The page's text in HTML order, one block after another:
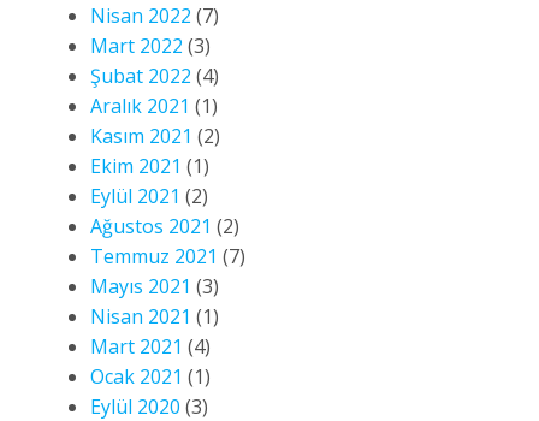
Nisan 2022 (7)
Mart 2022 (3)
Şubat 2022 (4)
Aralık 2021 (1)
Kasım 2021 (2)
Ekim 2021 (1)
Eylül 2021 (2)
Ağustos 2021 (2)
Temmuz 2021 (7)
Mayıs 2021 (3)
Nisan 2021 (1)
Mart 2021 (4)
Ocak 2021 (1)
Eylül 2020 (3)